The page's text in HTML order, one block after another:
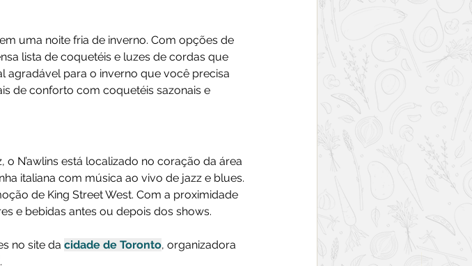
uma noite fria de inverno. Com opções de
lista de coquetéis e luzes de cordas que
agradável para o inverno que você precisa
de conforto com coquetéis sazonais e
N’awlins está localizado no coração da área
italiana com música ao vivo de jazz e blues.
de King Street West. Com a proximidade
e bebidas antes ou depois dos shows.
no site da cidade de Toronto, organizadora
.